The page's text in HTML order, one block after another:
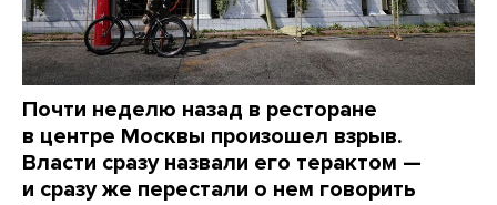
Почти неделю назад в ресторане
в центре Москвы произошел взрыв.
Власти сразу назвали его терактом —
и сразу же перестали о нем говорить